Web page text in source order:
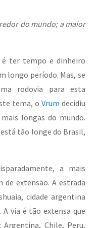
do mundo; a maior
é ter tempo e dinheiro
longo período. Mas, se
rodovia para esta
tema, o Vrumdecidiu
longas do mundo.
tão longe do Brasil,
a mais
de extensão. A estrada
cidade argentina
A via é tão extensa que
Argentina, Chile, Peru,